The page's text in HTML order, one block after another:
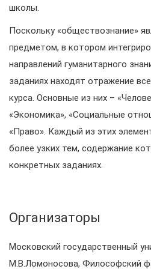
школы.
Поскольку «обществознание»
предметом, в котором
направлений гуманитарного
заданиях находят отражение
курса. Основные из них –
«Экономика», «Социальные
«Право». Каждый из этих
более узких тем, содержание
конкретных заданиях.
Организаторы
Московский государственный
М.В.Ломоносова, Философский